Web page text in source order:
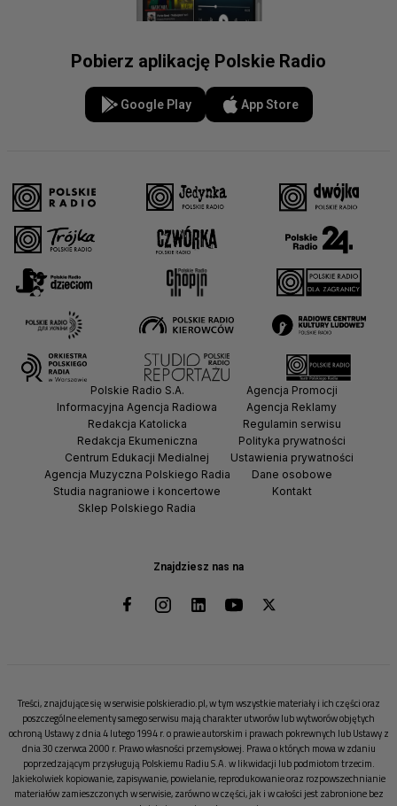
Pobierz aplikację Polskie Radio
Google Play App Store
Znajdziesz nas na
Polskie Radio S.A.
Informacyjna Agencja Radiowa
Redakcja Katolicka
Redakcja Ekumeniczna
Centrum Edukacji Medialnej
Agencja Muzyczna Polskiego Radia
Studia nagraniowe i koncertowe
Sklep Polskiego Radia
Agencja Promocji
Agencja Reklamy
Regulamin serwisu
Polityka prywatności
Ustawienia prywatności
Dane osobowe
Kontakt
Treści, znajdujące się w serwisie polskieradio.pl, w tym wszystkie materiały i ich części oraz
poszczególne elementy samego serwisu mają charakter utworów lub wytworów objętych
ochroną Ustawy z dnia 4 lutego 1994 r. o prawie autorskim i prawach pokrewnych lub Ustawy z
dnia 30 czerwca 2000 r. Prawo własności przemysłowej. Prawa o których mowa w zdaniu
poprzedzającym przysługują Polskiemu Radiu S.A. w likwidacji lub podmiotom trzecim.
Jakiekolwiek kopiowanie, zapisywanie, powielanie, reprodukowanie oraz rozpowszechnianie
materiałów zamieszczonych w serwisie, zarówno w części, jak i w całości jest zabronione bez